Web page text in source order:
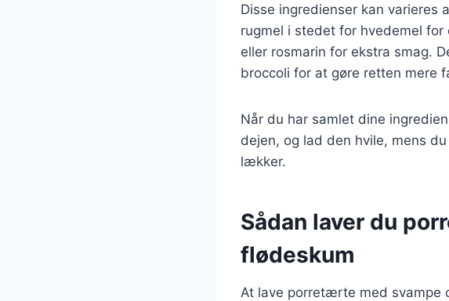
Disse ingredienser kan varieres
rugmel i stedet for hvedemel
eller rosmarin for ekstra smag.
broccoli for at gøre retten mere
Når du har samlet dine
dejen, og lad den hvile, mens
lækker.
Sådan laver du
flødeskum
At lave porretærte med svampe